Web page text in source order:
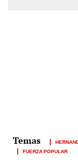
FUERZA POPULAR